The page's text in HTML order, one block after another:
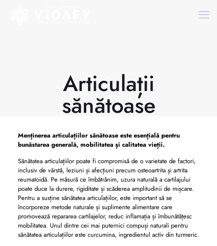
Articulații
sănătoase
Menținerea articulațiilor sănătoase este esențială pentru
bunăstarea generală, mobilitatea și calitatea vieții.
Sănătatea articulațiilor poate fi compromisă de o varietate de factori,
inclusiv de vârstă, leziuni și afecțiuni precum osteoartrita și artrita
reumatoidă. Pe măsură ce îmbătrânim, uzura naturală a cartilajului
poate duce la durere, rigiditate și scăderea amplitudinii de mișcare.
Pentru a susține sănătatea articulațiilor, este important să se
încorporeze metode naturale și suplimente alimentare care
promovează repararea cartilajelor, reduc inflamația și îmbunătățesc
mobilitatea. Unul dintre cei mai puternici compuși naturali pentru
sănătatea articulațiilor este curcumina, ingredientul activ din turmeric.